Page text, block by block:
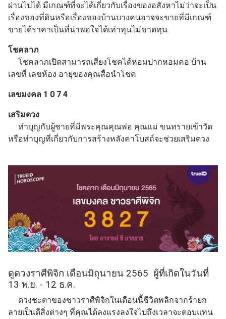
ผ่านไปได้ มีเกณฑ์ที่จะได้เกี่ยวกับเรื่องของอสังหาไม่ว่าจะเป็น
เรื่องของที่ดินหรือเรื่องของบ้านบางคนอาจจะขายที่มีเกณฑ์
ขายได้ราคาเป็นที่น่าพอใจได้เท่าทุนไม่ขาดทุน
โชคลาภ
โชคลาภเปิดสามารถเสี่ยงโชคได้หอมปากหอมคอ บ้าน
เลขที่ เลขห้อง อายุของคุณสื่อนำโชค
เลขมงคล 1 0 7 4
เสริมดวง
ทำบุญกับผู้ชายที่มีพระคุณคุณพ่อ คุณแม่ ขนทรายเข้าวัด
หรือทำบุญที่เกี่ยวกับการสร้างหลังคาโบสถ์จะช่วยเสริมดวง
ดูดวงราศีพิจิก เดือนมิถุนายน 2565 ผู้ที่เกิดในวันที่
13 พ.ย. - 12 ธ.ค.
ดวงชะตาของชาวราศีพิจิกในเดือนนี้ชีวิตพลิกจากร้ายก
ลายเป็นดีสิ่งต่างๆ ที่คุณได้ลงแรงลงใจไปถึงเวลาจะตอบแทน